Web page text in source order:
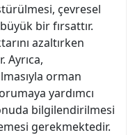
çevresel
bir fırsattır.
azaltırken
Ayrıca,
orman
yardımcı
bilgilendirilmesi
gerekmektedir.